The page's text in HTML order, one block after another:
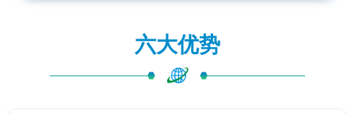
六大优势